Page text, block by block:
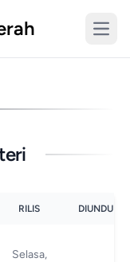
RILIS DIUNDUH
Selasa,